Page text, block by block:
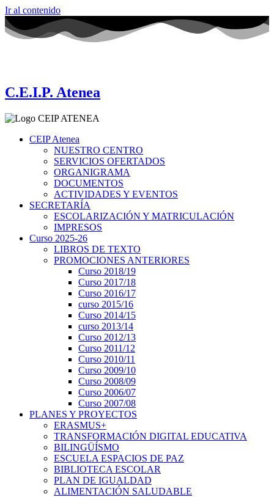
Ir al contenido
C.E.I.P. Atenea
CEIP Atenea
NUESTRO CENTRO
SERVICIOS OFERTADOS
ORGANIGRAMA
DOCUMENTOS
ACTIVIDADES Y EVENTOS
SECRETARÍA
ESCOLARIZACIÓN Y MATRICULACIÓN
IMPRESOS
Curso 2025-26
LIBROS DE TEXTO
PROMOCIONES ANTERIORES
Curso 2018/19
Curso 2017/18
Curso 2016/17
curso 2015/16
Curso 2014/15
curso 2013/14
Curso 2012/13
Curso 2011/12
Curso 2010/11
Curso 2009/10
Curso 2008/09
Curso 2006/07
Curso 2007/08
PLANES Y PROYECTOS
ERASMUS+
TRANSFORMACIÓN DIGITAL EDUCATIVA
BILINGÜÍSMO
ESCUELA ESPACIOS DE PAZ
BIBLIOTECA ESCOLAR
PLAN DE IGUALDAD
ALIMENTACIÓN SALUDABLE